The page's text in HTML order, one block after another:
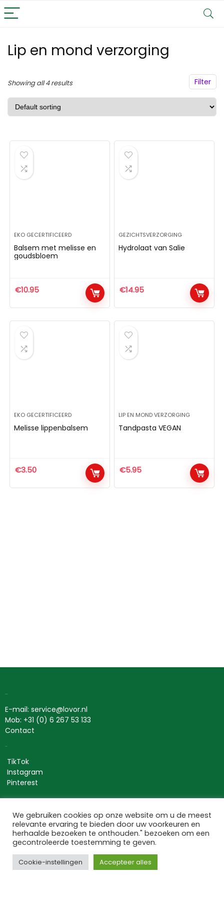
Lip en mond verzorging
Filter
Showing all 4 results
EKO GECERTIFICEERD
Balsem met melisse en
goudsbloem
€10.95
GEZICHTSVERZORGING
Hydrolaat van Salie
€14.95
EKO GECERTIFICEERD
Melisse lippenbalsem
€3.50
LIP EN MOND VERZORGING
Tandpasta VEGAN
€5.95
E-mail: service@lovor.nl
Mob: +31 (0) 6 267 53 133
Contact
TikTok
Instagram
Pinterest
Bezuidenhoutseweg 301
2594 AP ‘s-Gravenhage
Nederland
KvK: 63534118
BTW nr: NL002367275B66
We gebruiken cookies op onze website om u de meest
relevante ervaring te bieden door uw voorkeuren en
herhaalde bezoeken te onthouden." bezoeken om een
gecontroleerde toestemming te geven.
Cookie-instellingen Accepteer alles